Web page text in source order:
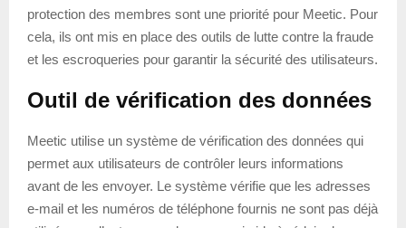
protection des membres sont une priorité pour Meetic. Pour
cela, ils ont mis en place des outils de lutte contre la fraude
et les escroqueries pour garantir la sécurité des utilisateurs.
Outil de vérification des données
Meetic utilise un système de vérification des données qui
permet aux utilisateurs de contrôler leurs informations
avant de les envoyer. Le système vérifie que les adresses
e-mail et les numéros de téléphone fournis ne sont pas déjà